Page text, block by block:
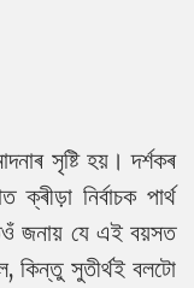
সৃষ্টি হয়। দৰ্শকৰ
ক্ৰীড়া নিৰ্বাচক পাৰ্থ
জনায় যে এই বয়সত
কিন্তু সুতীৰ্থই বলটো